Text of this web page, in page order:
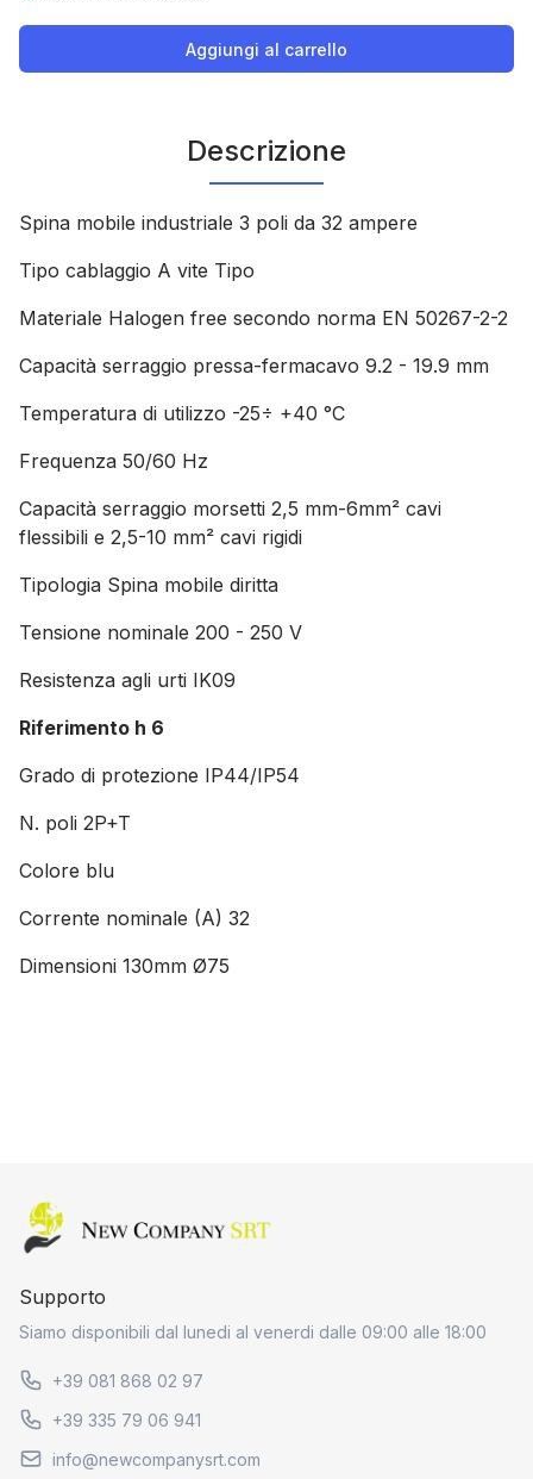
Aggiungi al carrello
Descrizione
Spina mobile industriale 3 poli da 32 ampere
Tipo cablaggio A vite Tipo
Materiale Halogen free secondo norma EN 50267-2-2
Capacità serraggio pressa-fermacavo 9.2 - 19.9 mm
Temperatura di utilizzo -25÷ +40 °C
Frequenza 50/60 Hz
Capacità serraggio morsetti 2,5 mm-6mm² cavi
flessibili e 2,5-10 mm² cavi rigidi
Tipologia Spina mobile diritta
Tensione nominale 200 - 250 V
Resistenza agli urti IK09
Riferimento h 6
Grado di protezione IP44/IP54
N. poli 2P+T
Colore blu
Corrente nominale (A) 32
Dimensioni 130mm Ø75
Home page
Supporto
Siamo disponibili dal lunedi al venerdi dalle 09:00 alle 18:00
+39 081 868 02 97
+39 335 79 06 941
info@newcompanysrt.com